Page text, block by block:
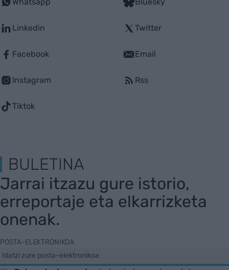
Linkedin
Facebook
Instagram
Tiktok
Twitter
Email
Rss
BULETINA
Jarrai itzazu gure istorio,
erreportaje eta elkarrizketa
onenak.
POSTA-ELEKTRONIKOA